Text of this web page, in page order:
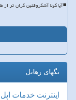
آیا کولا آشکروفتین گران تر از
تگهای رهاتل
اینترنت خدمات اپل